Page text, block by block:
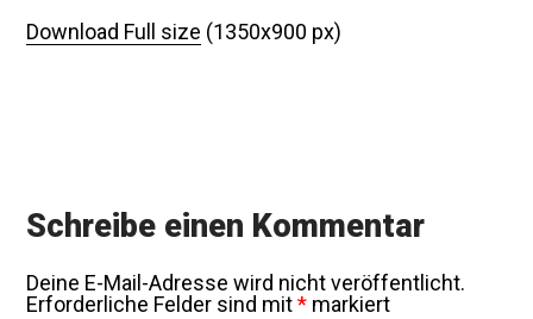
Download Full size (1350x900 px)
Schreibe einen Kommentar
Deine E-Mail-Adresse wird nicht veröffentlicht.
Erforderliche Felder sind mit* markiert